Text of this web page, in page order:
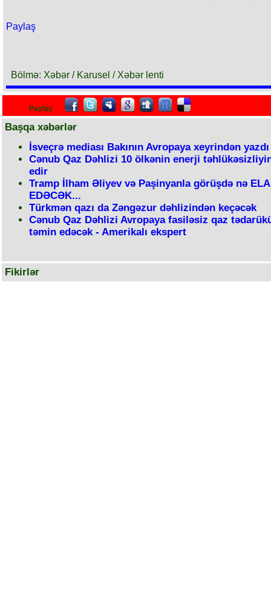
Paylaş
Bölmə: Xəbər / Karusel / Xəbər lenti
Paylaş
Başqa xəbərlər
İsveçrə mediası Bakının Avropaya xeyrindən yazdı
Cənub Qaz Dəhlizi 10 ölkənin enerji
edir
Tramp İlham Əliyev və Paşinyanla görüşdə nə
EDƏCƏK...
Türkmən qazı da Zəngəzur dəhlizindən keçəcək
Cənub Qaz Dəhlizi Avropaya fasiləsiz qaz
təmin edəcək - Amerikalı ekspert
Fikirlər